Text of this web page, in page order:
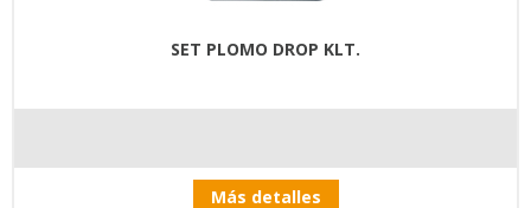
SET PLOMO DROP KLT.
Más detalles